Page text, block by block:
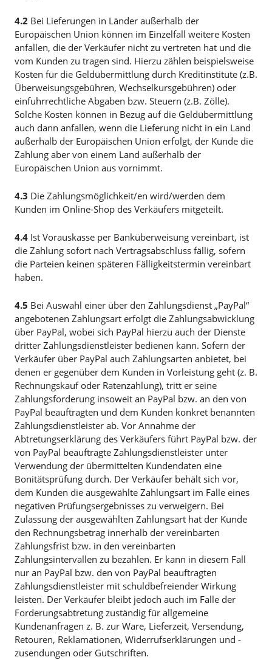
4.2 Bei Lieferungen in Länder außerhalb der
Europäischen Union können im Einzelfall weitere Kosten
anfallen, die der Verkäufer nicht zu vertreten hat und die
vom Kunden zu tragen sind. Hierzu zählen beispielsweise
Kosten für die Geldübermittlung durch Kreditinstitute (z.B.
Überweisungsgebühren, Wechselkursgebühren) oder
einfuhrrechtliche Abgaben bzw. Steuern (z.B. Zölle).
Solche Kosten können in Bezug auf die Geldübermittlung
auch dann anfallen, wenn die Lieferung nicht in ein Land
außerhalb der Europäischen Union erfolgt, der Kunde die
Zahlung aber von einem Land außerhalb der
Europäischen Union aus vornimmt.
4.3 Die Zahlungsmöglichkeit/en wird/werden dem
Kunden im Online-Shop des Verkäufers mitgeteilt.
4.4 Ist Vorauskasse per Banküberweisung vereinbart, ist
die Zahlung sofort nach Vertragsabschluss fällig, sofern
die Parteien keinen späteren Fälligkeitstermin vereinbart
haben.
4.5 Bei Auswahl einer über den Zahlungsdienst „PayPal“
angebotenen Zahlungsart erfolgt die Zahlungsabwicklung
über PayPal, wobei sich PayPal hierzu auch der Dienste
dritter Zahlungsdienstleister bedienen kann. Sofern der
Verkäufer über PayPal auch Zahlungsarten anbietet, bei
denen er gegenüber dem Kunden in Vorleistung geht (z. B.
Rechnungskauf oder Ratenzahlung), tritt er seine
Zahlungsforderung insoweit an PayPal bzw. an den von
PayPal beauftragten und dem Kunden konkret benannten
Zahlungsdienstleister ab. Vor Annahme der
Abtretungserklärung des Verkäufers führt PayPal bzw. der
von PayPal beauftragte Zahlungsdienstleister unter
Verwendung der übermittelten Kundendaten eine
Bonitätsprüfung durch. Der Verkäufer behält sich vor,
dem Kunden die ausgewählte Zahlungsart im Falle eines
negativen Prüfungsergebnisses zu verweigern. Bei
Zulassung der ausgewählten Zahlungsart hat der Kunde
den Rechnungsbetrag innerhalb der vereinbarten
Zahlungsfrist bzw. in den vereinbarten
Zahlungsintervallen zu bezahlen. Er kann in diesem Fall
nur an PayPal bzw. den von PayPal beauftragten
Zahlungsdienstleister mit schuldbefreiender Wirkung
leisten. Der Verkäufer bleibt jedoch auch im Falle der
Forderungsabtretung zuständig für allgemeine
Kundenanfragen z. B. zur Ware, Lieferzeit, Versendung,
Retouren, Reklamationen, Widerrufserklärungen und -
zusendungen oder Gutschriften.